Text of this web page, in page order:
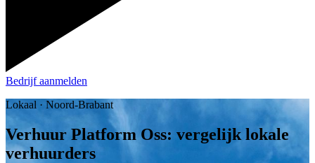
Bedrijf aanmelden
Lokaal · Noord-Brabant
Verhuur Platform Oss: vergelijk lokale
verhuurders